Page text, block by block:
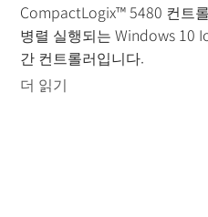
CompactLogix™ 5480 컨트
병렬 실행되는 Windows 10
간 컨트롤러입니다.
더 읽기